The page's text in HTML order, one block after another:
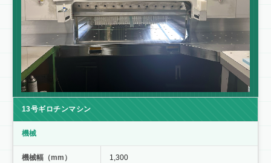
13号ギロチンマシン
機械
機械幅（mm） 1,300